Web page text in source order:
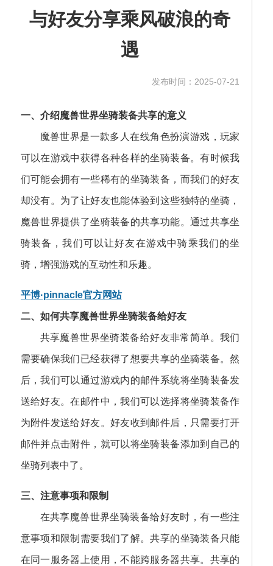
与好友分享乘风破浪的奇
遇
发布时间：2025-07-21
一、介绍魔兽世界坐骑装备共享的意义
魔兽世界是一款多人在线角色扮演游戏，玩家
可以在游戏中获得各种各样的坐骑装备。有时候我
们可能会拥有一些稀有的坐骑装备，而我们的好友
却没有。为了让好友也能体验到这些独特的坐骑，
魔兽世界提供了坐骑装备的共享功能。通过共享坐
骑装备，我们可以让好友在游戏中骑乘我们的坐
骑，增强游戏的互动性和乐趣。
平博·pinnacle官方网站
二、如何共享魔兽世界坐骑装备给好友
共享魔兽世界坐骑装备给好友非常简单。我们
需要确保我们已经获得了想要共享的坐骑装备。然
后，我们可以通过游戏内的邮件系统将坐骑装备发
送给好友。在邮件中，我们可以选择将坐骑装备作
为附件发送给好友。好友收到邮件后，只需要打开
邮件并点击附件，就可以将坐骑装备添加到自己的
坐骑列表中了。
三、注意事项和限制
在共享魔兽世界坐骑装备给好友时，有一些注
意事项和限制需要我们了解。共享的坐骑装备只能
在同一服务器上使用，不能跨服务器共享。共享的